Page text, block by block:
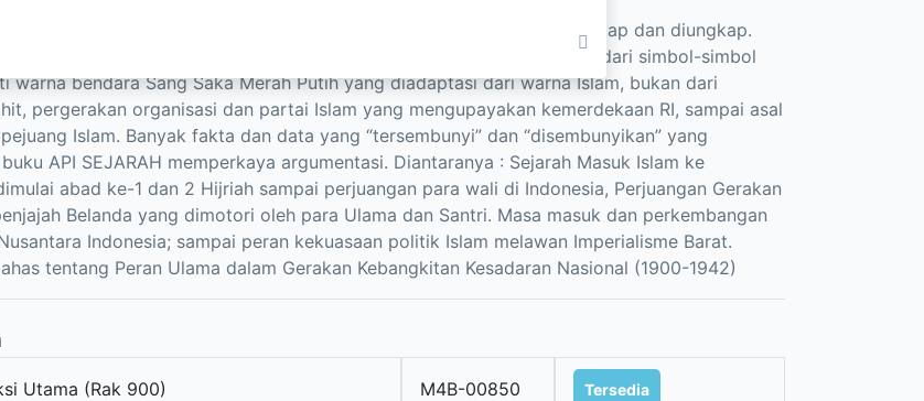
berisi tentang sejarah perjuangan Indonesia yang belum pernah terungkap dan diungkap.
seperti Indonesia yang telah diislamkan sejak lama dapat dilihat dari simbol-simbol
warna bendara Sang Saka Merah Putih yang diadaptasi dari warna Islam, bukan dari
pergerakan organisasi dan partai Islam yang mengupayakan kemerdekaan RI, sampai asal
Islam. Banyak fakta dan data yang “tersembunyi” dan “disembunyikan” yang
API SEJARAH memperkaya argumentasi. Diantaranya : Sejarah Masuk Islam ke
abad ke-1 dan 2 Hijriah sampai perjuangan para wali di Indonesia, Perjuangan Gerakan
Belanda yang dimotori oleh para Ulama dan Santri. Masa masuk dan perkembangan
Indonesia; sampai peran kekuasaan politik Islam melawan Imperialisme Barat.
tentang Peran Ulama dalam Gerakan Kebangkitan Kesadaran Nasional (1900-1942)
Utama (Rak 900) M4B-00850 Tersedia